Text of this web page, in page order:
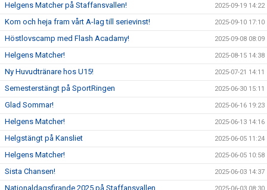
Helgens Matcher på Staffansvallen! 2025-09-19 14:22
Kom och heja fram vårt A-lag till serievinst! 2025-09-10 17:10
Höstlovscamp med Flash Acadamy! 2025-09-08 08:09
Helgens Matcher! 2025-08-15 14:38
Ny Huvudtränare hos U15! 2025-07-21 14:11
Semesterstängt på SportRingen 2025-06-30 15:11
Glad Sommar! 2025-06-16 19:23
Helgens Matcher! 2025-06-13 14:16
Helgstängt på Kansliet 2025-06-05 11:24
Helgens Matcher! 2025-06-05 10:58
Sista Chansen! 2025-06-03 14:37
Nationaldagsfirande 2025 på Staffansvallen